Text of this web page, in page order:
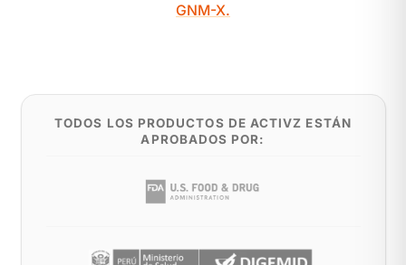
GNM-X.
TODOS LOS PRODUCTOS DE ACTIVZ ESTÁN
APROBADOS POR: